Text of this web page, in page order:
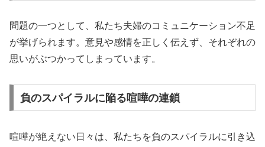
問題の一つとして、私たち夫婦のコミュニケーション不足
が挙げられます。意見や感情を正しく伝えず、それぞれの
思いがぶつかってしまっています。
負のスパイラルに陥る喧嘩の連鎖
喧嘩が絶えない日々は、私たちを負のスパイラルに引き込